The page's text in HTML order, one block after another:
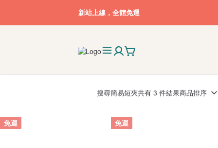
新站上線，全館免運
搜尋簡易短夾共有 3 件結果商品排序
免運 免運